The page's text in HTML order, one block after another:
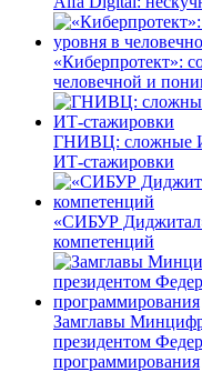
«Киберпротект»:
человечной и
ГНИВЦ: сложные
ИТ‑стажировки
«СИБУР
компетенций
Замглавы
президентом
программирования